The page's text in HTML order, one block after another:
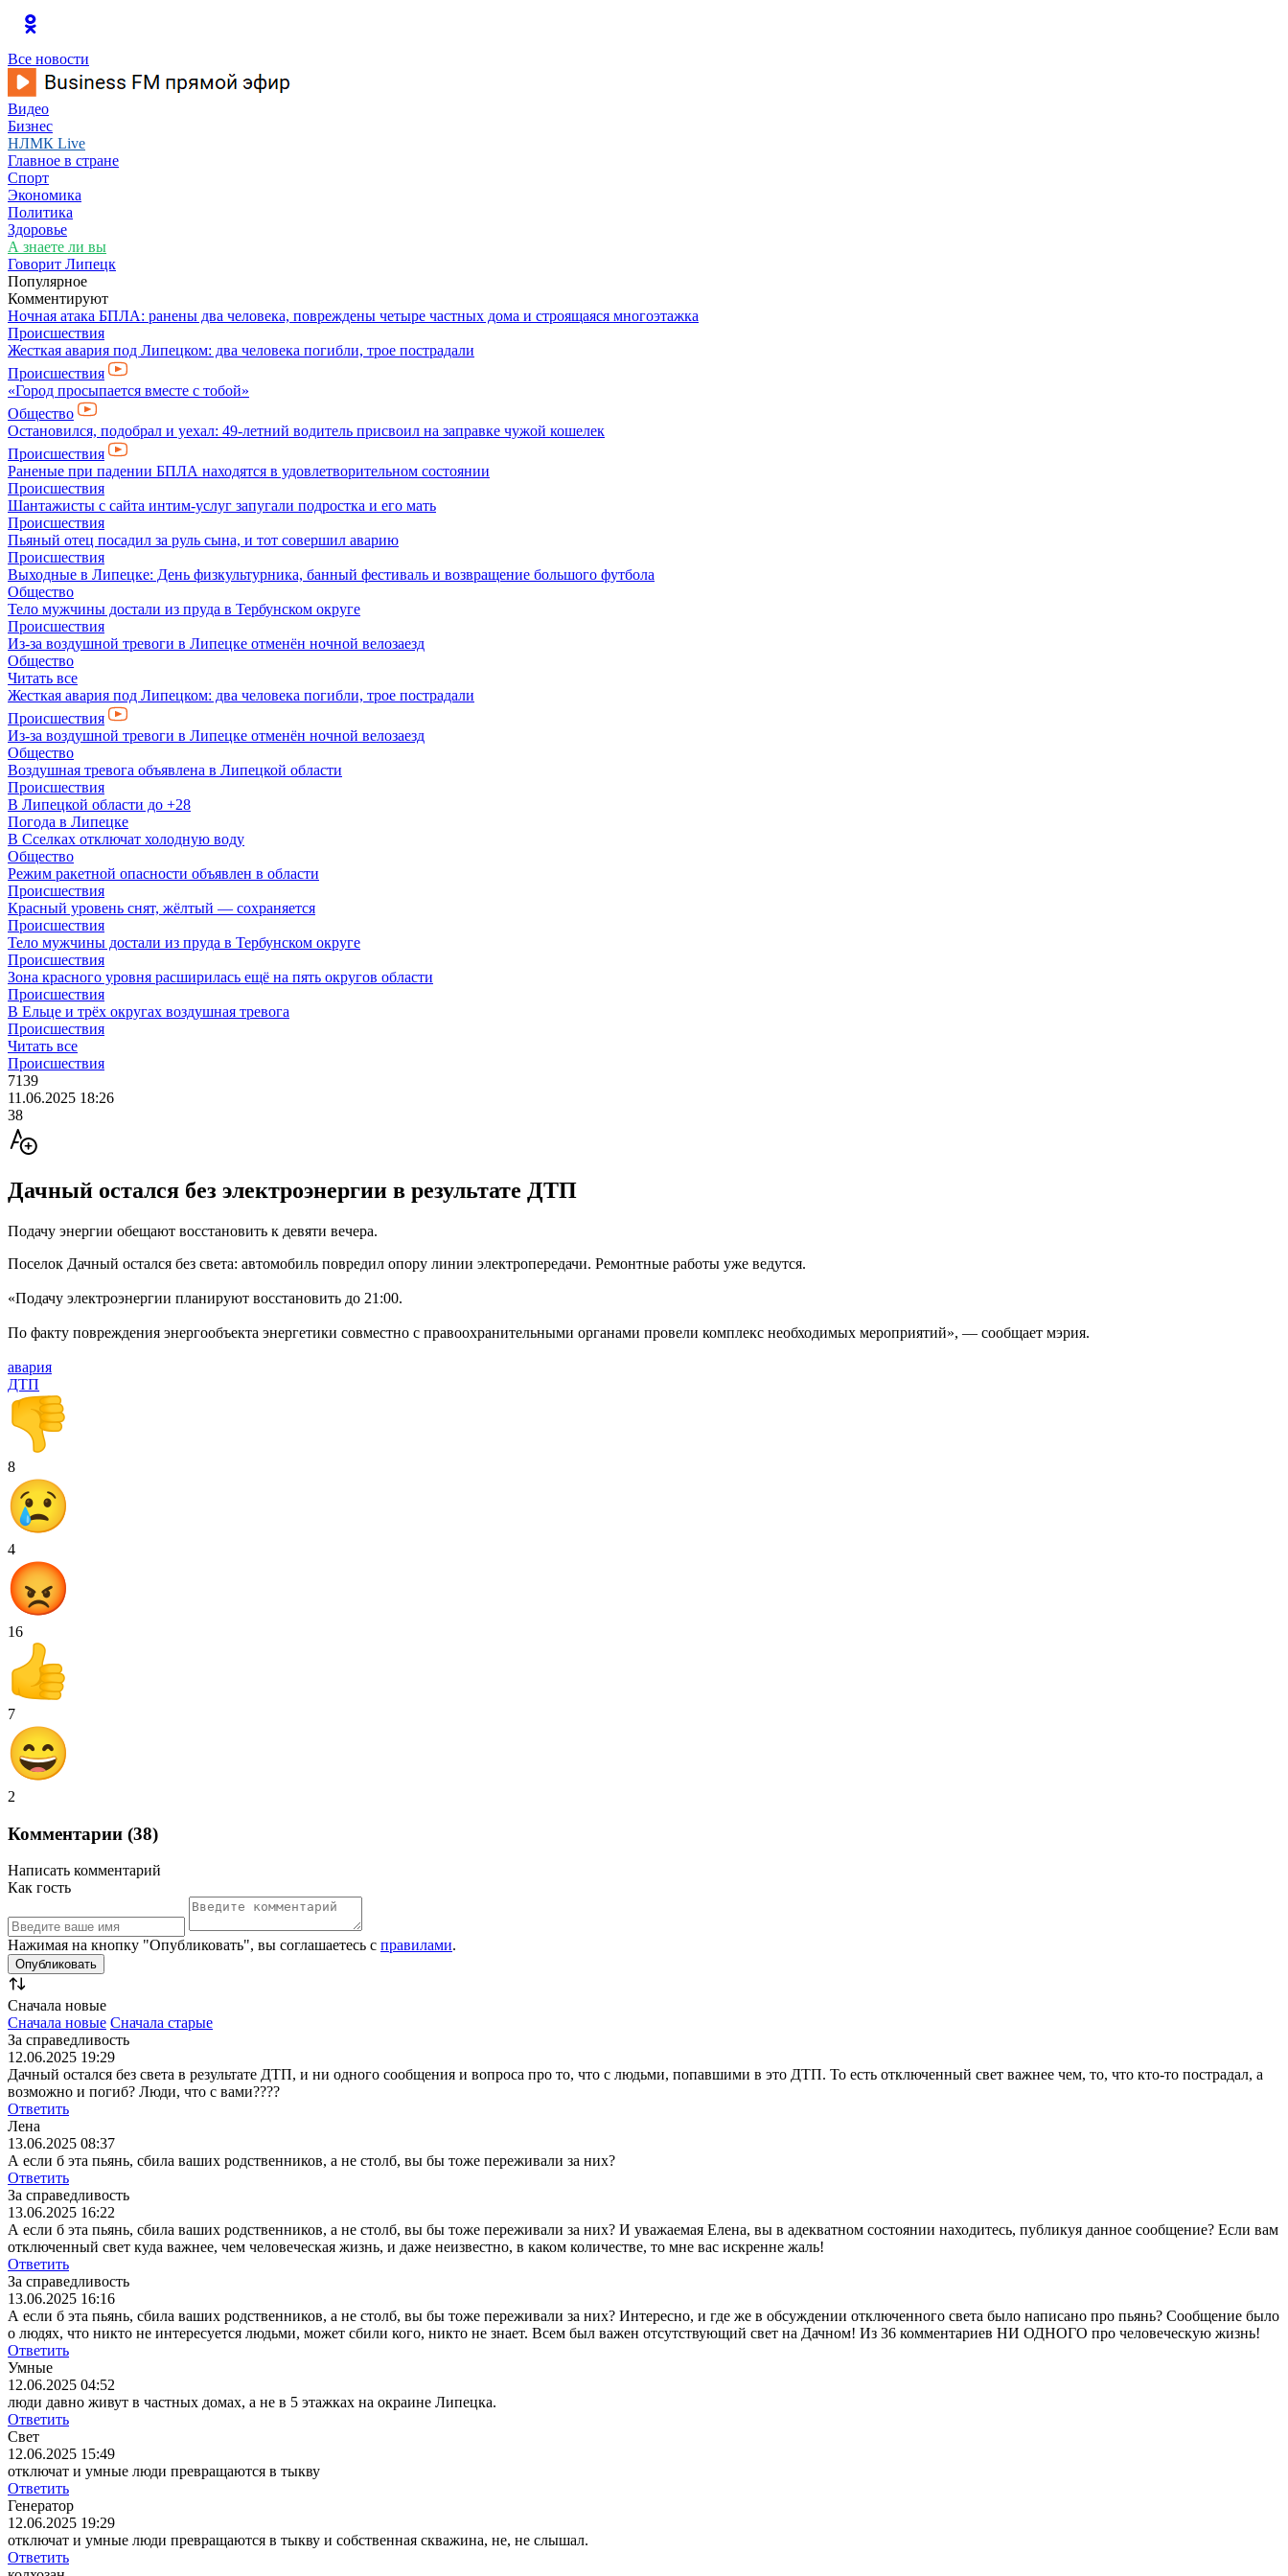
Все новости
Видео
Бизнес
НЛМК Live
Главное в стране
Спорт
Экономика
Политика
Здоровье
А знаете ли вы
Говорит Липецк
Популярное
Комментируют
Ночная атака БПЛА: ранены два человека, повреждены четыре частных дома и строящаяся многоэтажка
Происшествия
Жесткая авария под Липецком: два человека погибли, трое пострадали
Происшествия
«Город просыпается вместе с тобой»
Общество
Остановился, подобрал и уехал: 49-летний водитель присвоил на заправке чужой кошелек
Происшествия
Раненые при падении БПЛА находятся в удовлетворительном состоянии
Происшествия
Шантажисты с сайта интим-услуг запугали подростка и его мать
Происшествия
Пьяный отец посадил за руль сына, и тот совершил аварию
Происшествия
Выходные в Липецке: День физкультурника, банный фестиваль и возвращение большого футбола
Общество
Тело мужчины достали из пруда в Тербунском округе
Происшествия
Из-за воздушной тревоги в Липецке отменён ночной велозаезд
Общество
Читать все
Жесткая авария под Липецком: два человека погибли, трое пострадали
Происшествия
Из-за воздушной тревоги в Липецке отменён ночной велозаезд
Общество
Воздушная тревога объявлена в Липецкой области
Происшествия
В Липецкой области до +28
Погода в Липецке
В Сселках отключат холодную воду
Общество
Режим ракетной опасности объявлен в области
Происшествия
Красный уровень снят, жёлтый — сохраняется
Происшествия
Тело мужчины достали из пруда в Тербунском округе
Происшествия
Зона красного уровня расширилась ещё на пять округов области
Происшествия
В Ельце и трёх округах воздушная тревога
Происшествия
Читать все
Происшествия
7139
11.06.2025 18:26
38
Дачный остался без электроэнергии в результате ДТП
Подачу энергии обещают восстановить к девяти вечера.
Поселок Дачный остался без света: автомобиль повредил опору линии электропередачи. Ремонтные работы уже ведутся.
«Подачу электроэнергии планируют восстановить до 21:00.
По факту повреждения энергообъекта энергетики совместно с правоохранительными органами провели комплекс необходимых мероприятий», — сообщает мэрия.
авария
ДТП
8
4
16
7
2
Комментарии (38)
Написать комментарий
Как гость
Нажимая на кнопку "Опубликовать", вы соглашаетесь с правилами.
Сначала новые
Сначала новые Сначала старые
За справедливость
12.06.2025 19:29
Дачный остался без света в результате ДТП, и ни одного сообщения и вопроса про то, что с людьми, попавшими в это ДТП. То есть отключенный свет важнее чем, то, что кто-то пострадал, а
возможно и погиб? Люди, что с вами????
Ответить
Лена
13.06.2025 08:37
А если б эта пьянь, сбила ваших родственников, а не столб, вы бы тоже переживали за них?
Ответить
За справедливость
13.06.2025 16:22
А если б эта пьянь, сбила ваших родственников, а не столб, вы бы тоже переживали за них? И уважаемая Елена, вы в адекватном состоянии находитесь, публикуя данное сообщение? Если вам
отключенный свет куда важнее, чем человеческая жизнь, и даже неизвестно, в каком количестве, то мне вас искренне жаль!
Ответить
За справедливость
13.06.2025 16:16
А если б эта пьянь, сбила ваших родственников, а не столб, вы бы тоже переживали за них? Интересно, и где же в обсуждении отключенного света было написано про пьянь? Сообщение было
о людях, что никто не интересуется людьми, может сбили кого, никто не знает. Всем был важен отсутствующий свет на Дачном! Из 36 комментариев НИ ОДНОГО про человеческую жизнь!
Ответить
Умные
12.06.2025 04:52
люди давно живут в частных домах, а не в 5 этажках на окраине Липецка.
Ответить
Свет
12.06.2025 15:49
отключат и умные люди превращаются в тыкву
Ответить
Генератор
12.06.2025 19:29
отключат и умные люди превращаются в тыкву и собственная скважина, не, не слышал.
Ответить